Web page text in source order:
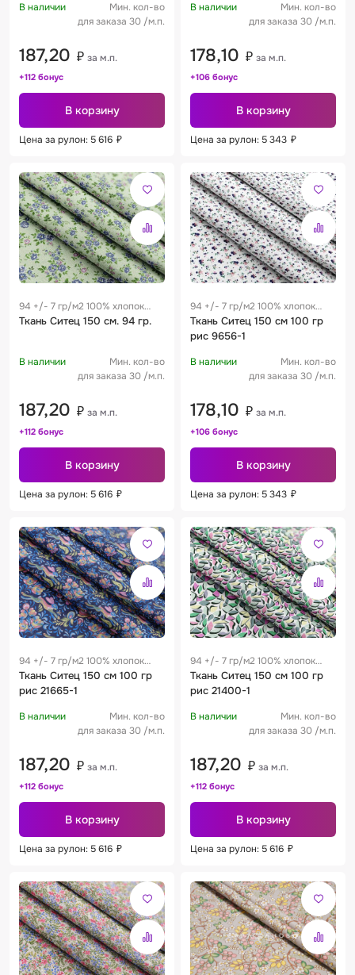
В наличии
Мин. кол-во
для заказа 30 /м.п.
187,20 ₽ за м.п.
+112 бонус
В корзину
Цена за рулон: 5 616 ₽
В наличии
Мин. кол-во
для заказа 30 /м.п.
178,10 ₽ за м.п.
+106 бонус
В корзину
Цена за рулон: 5 343 ₽
94 +/- 7 гр/м2 100% хлопок
0.28 м
Ткань Ситец 150 см. 94 гр.
В наличии
Мин. кол-во
для заказа 30 /м.п.
187,20 ₽ за м.п.
+112 бонус
В корзину
Цена за рулон: 5 616 ₽
94 +/- 7 гр/м2 100% хлопок
0.28 м
Ткань Ситец 150 см 100 гр
рис 9656-1
В наличии
Мин. кол-во
для заказа 30 /м.п.
178,10 ₽ за м.п.
+106 бонус
В корзину
Цена за рулон: 5 343 ₽
94 +/- 7 гр/м2 100% хлопок
0.28 м
Ткань Ситец 150 см 100 гр
рис 21665-1
В наличии
Мин. кол-во
для заказа 30 /м.п.
187,20 ₽ за м.п.
+112 бонус
В корзину
Цена за рулон: 5 616 ₽
94 +/- 7 гр/м2 100% хлопок
0.28 м
Ткань Ситец 150 см 100 гр
рис 21400-1
В наличии
Мин. кол-во
для заказа 30 /м.п.
187,20 ₽ за м.п.
+112 бонус
В корзину
Цена за рулон: 5 616 ₽